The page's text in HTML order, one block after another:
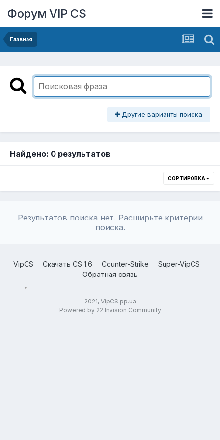
Форум VIP CS
Главная
Другие варианты поиска
Найдено: 0 результатов
СОРТИРОВКА
Результатов поиска нет. Расширьте критерии
поиска.
VipCS Скачать CS 1.6 Counter-Strike
Super-VipCS
Обратная связь
2021, VipCS.pp.ua
Powered by 22 Invision Community